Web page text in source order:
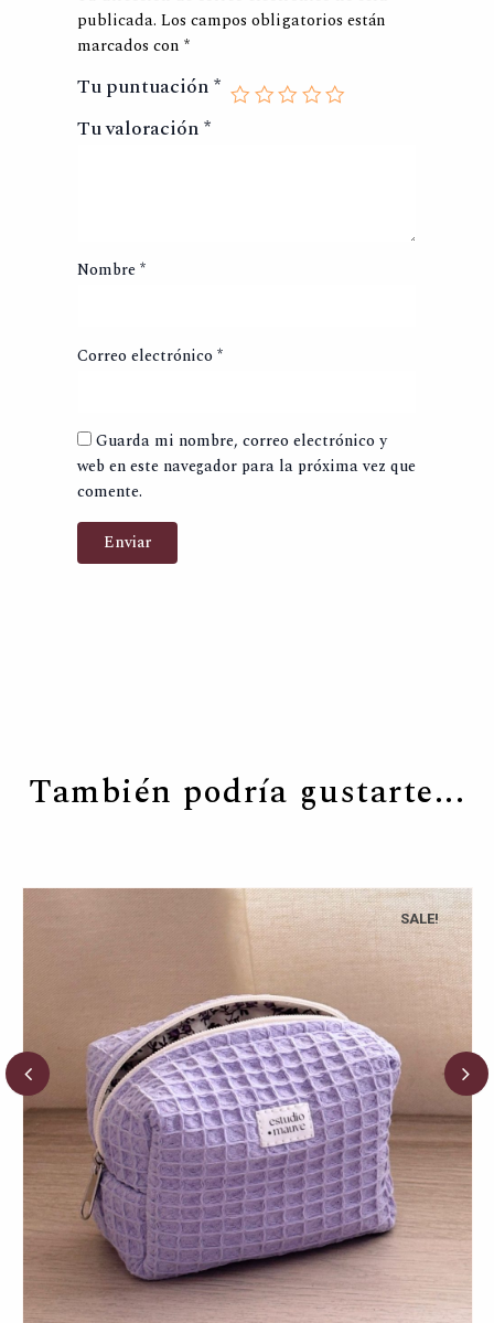
publicada. Los campos obligatorios están
marcados con*
Tu puntuación*
Tu valoración*
Nombre*
Correo electrónico*
Guarda mi nombre, correo electrónico y
web en este navegador para la próxima vez que
comente.
También podría gustarte...
SALE!